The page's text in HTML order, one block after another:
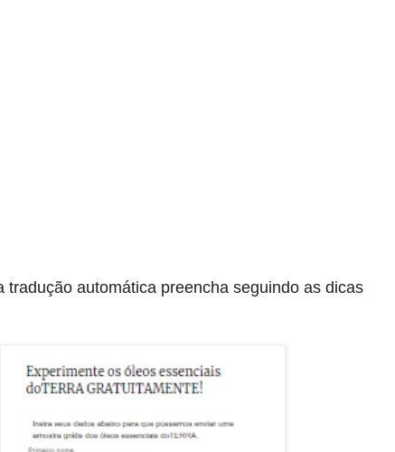
tradução automática preencha seguindo as dicas